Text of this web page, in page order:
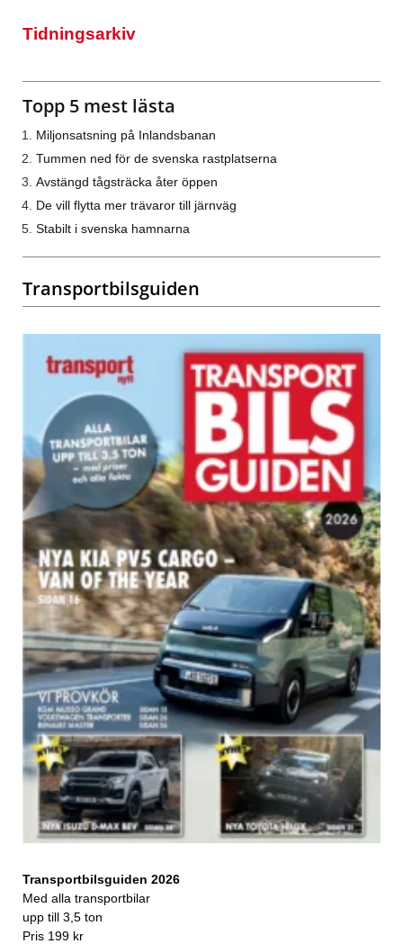
Tidningsarkiv
Topp 5 mest lästa
Miljonsatsning på Inlandsbanan
Tummen ned för de svenska rastplatserna
Avstängd tågsträcka åter öppen
De vill flytta mer trävaror till järnväg
Stabilt i svenska hamnarna
Transportbilsguiden
Transportbilsguiden 2026
Med alla transportbilar
upp till 3,5 ton
Pris 199 kr